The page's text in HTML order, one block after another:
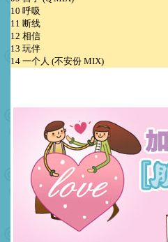
10 呼吸
11 断线
12 相信
13 玩伴
14 一个人 (不安份 MIX)